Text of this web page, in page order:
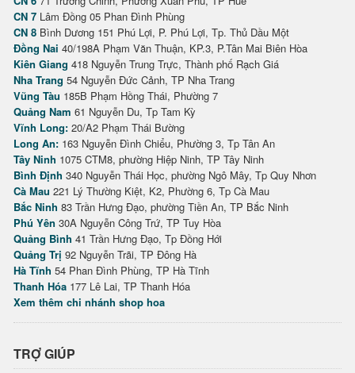
CN 7 Lâm Đồng 05 Phan Đình Phùng
CN 8 Bình Dương 151 Phú Lợi, P. Phú Lợi, Tp. Thủ Dầu Một
Đồng Nai 40/198A Phạm Văn Thuận, KP.3, P.Tân Mai Biên Hòa
Kiên Giang 418 Nguyễn Trung Trực, Thành phố Rạch Giá
Nha Trang 54 Nguyễn Đức Cảnh, TP Nha Trang
Vũng Tàu 185B Phạm Hồng Thái, Phường 7
Quảng Nam 61 Nguyễn Du, Tp Tam Kỳ
Vĩnh Long: 20/A2 Phạm Thái Bường
Long An: 163 Nguyễn Đình Chiểu, Phường 3, Tp Tân An
Tây Ninh 1075 CTM8, phường Hiệp Ninh, TP Tây Ninh
Bình Định 340 Nguyễn Thái Học, phường Ngô Mây, Tp Quy Nhơn
Cà Mau 221 Lý Thường Kiệt, K2, Phường 6, Tp Cà Mau
Bắc Ninh 83 Trần Hưng Đạo, phường Tiền An, TP Bắc Ninh
Phú Yên 30A Nguyễn Công Trứ, TP Tuy Hòa
Quảng Bình 41 Trần Hưng Đạo, Tp Đồng Hới
Quảng Trị 92 Nguyễn Trãi, TP Đông Hà
Hà Tĩnh 54 Phan Đình Phùng, TP Hà Tĩnh
Thanh Hóa 177 Lê Lai, TP Thanh Hóa
Xem thêm chi nhánh shop hoa
TRỢ GIÚP